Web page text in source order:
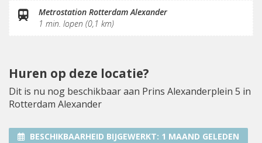
Fitnessruimte
Metrostation Rotterdam Alexander
1 min. lopen (0,1 km)
Huren op deze locatie?
Dit is nu nog beschikbaar aan Prins Alexanderplein 5 in
Rotterdam Alexander
BESCHIKBAARHEID BIJGEWERKT: 1 MAAND GELEDEN